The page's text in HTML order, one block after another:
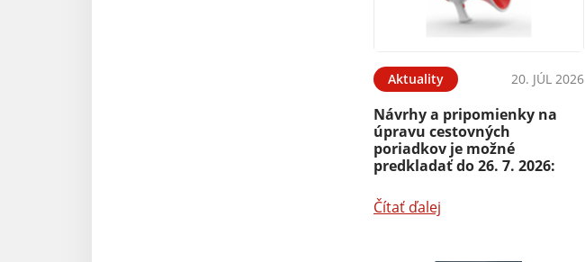
Aktuality 20. JÚL 2026
Návrhy a pripomienky na
úpravu cestovných
poriadkov je možné
predkladať do 26. 7. 2026:
Čítať ďalej